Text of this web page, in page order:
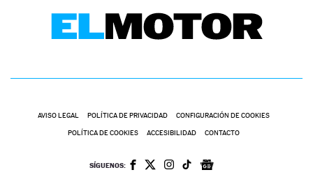
AVISO LEGAL POLÍTICA DE PRIVACIDAD CONFIGURACIÓN DE COOKIES
POLÍTICA DE COOKIES ACCESIBILIDAD CONTACTO
SÍGUENOS: